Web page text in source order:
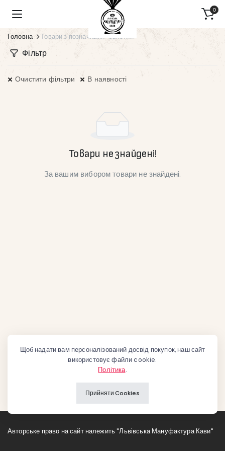
0
Головна Товари з позначками “золотий”
Фільтр
Очистити фільтри В наявності
Товари не знайдені!
За вашим вибором товари не знайдені.
Авторське право на сайт належить "Львівська Мануфактура Кави"
Щоб надати вам персоналізований досвід покупок, наш сайт
використовує файли cookie.
Політика.
Прийняти Cookies